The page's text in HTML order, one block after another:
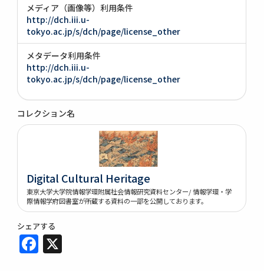
メディア（画像等）利用条件
http://dch.iii.u-
tokyo.ac.jp/s/dch/page/license_other
メタデータ利用条件
http://dch.iii.u-
tokyo.ac.jp/s/dch/page/license_other
コレクション名
Digital Cultural Heritage
東京大学大学院情報学環附属社会情報研究資料センター/ 情報学環・学
際情報学府図書室が所蔵する資料の一部を公開しております。
シェアする
Facebook